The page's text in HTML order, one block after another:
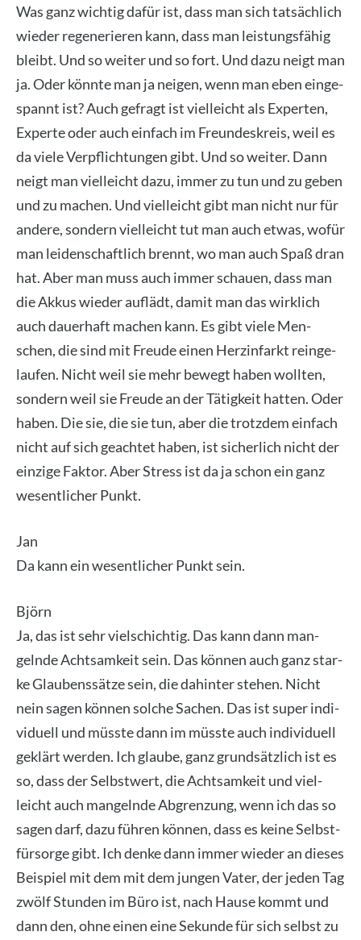
Was ganz wich­tig dafür ist, dass man sich tat­säch­lich
wie­der rege­ne­rie­ren kann, dass man leis­tungs­fä­hig
bleibt. Und so wei­ter und so fort. Und dazu neigt man
ja. Oder könn­te man ja nei­gen, wenn man eben ein­ge­
spannt ist? Auch gefragt ist viel­leicht als Exper­ten,
Exper­te oder auch ein­fach im Freun­des­kreis, weil es
da vie­le Ver­pflich­tun­gen gibt. Und so wei­ter. Dann
neigt man viel­leicht dazu, immer zu tun und zu geben
und zu machen. Und viel­leicht gibt man nicht nur für
ande­re, son­dern viel­leicht tut man auch etwas, wofür
man lei­den­schaft­lich brennt, wo man auch Spaß dran
hat. Aber man muss auch immer schau­en, dass man
die Akkus wie­der auf­lädt, damit man das wirk­lich
auch dau­er­haft machen kann. Es gibt vie­le Men­
schen, die sind mit Freu­de einen Herz­in­farkt rein­ge­
lau­fen. Nicht weil sie mehr bewegt haben woll­ten,
son­dern weil sie Freu­de an der Tätig­keit hat­ten. Oder
haben. Die sie, die sie tun, aber die trotz­dem ein­fach
nicht auf sich geach­tet haben, ist sicher­lich nicht der
ein­zi­ge Fak­tor. Aber Stress ist da ja schon ein ganz
wesent­li­cher Punkt.
Jan
Da kann ein wesent­li­cher Punkt sein.
Björn
Ja, das ist sehr viel­schich­tig. Das kann dann man­
geln­de Acht­sam­keit sein. Das kön­nen auch ganz star­
ke Glau­bens­sät­ze sein, die dahin­ter ste­hen. Nicht
nein sagen kön­nen sol­che Sachen. Das ist super indi­
vi­du­ell und müss­te dann im müss­te auch indi­vi­du­ell
geklärt wer­den. Ich glau­be, ganz grund­sätz­lich ist es
so, dass der Selbst­wert, die Acht­sam­keit und viel­
leicht auch man­geln­de Abgren­zung, wenn ich das so
sagen darf, dazu füh­ren kön­nen, dass es kei­ne Selbst­
für­sor­ge gibt. Ich den­ke dann immer wie­der an die­ses
Bei­spiel mit dem mit dem jun­gen Vater, der jeden Tag
zwölf Stun­den im Büro ist, nach Hau­se kommt und
dann den, ohne einen eine Sekun­de für sich selbst zu